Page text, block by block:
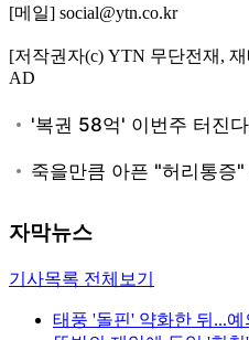
[메일] social@ytn.co.kr
[저작권자(c) YTN 무단전재,
AD
자막뉴스
기사목록 전체보기
태풍 '돌핀' 약화한 뒤...